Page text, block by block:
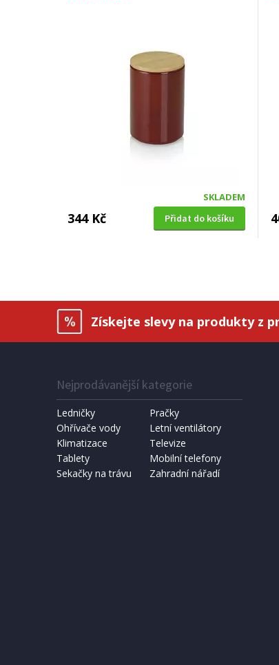
SKLADEM
344 Kč Přidat do košíku
Získejte slevy na produkty z
Nejprodávanější kategorie
Ledničky
Pračky
Ohřívače vody
Letní ventilátory
Klimatizace
Televize
Tablety
Mobilní telefony
Sekačky na trávu
Zahradní nářadí